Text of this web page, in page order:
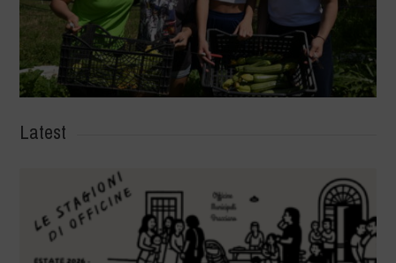
Latest